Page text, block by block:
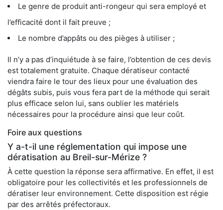
Le genre de produit anti-rongeur qui sera employé et
l’efficacité dont il fait preuve ;
Le nombre d’appâts ou des pièges à utiliser ;
Il n’y a pas d’inquiétude à se faire, l’obtention de ces devis
est totalement gratuite. Chaque dératiseur contacté
viendra faire le tour des lieux pour une évaluation des
dégâts subis, puis vous fera part de la méthode qui serait
plus efficace selon lui, sans oublier les matériels
nécessaires pour la procédure ainsi que leur coût.
Foire aux questions
Y a-t-il une réglementation qui impose une
dératisation au Breil-sur-Mérize ?
À cette question la réponse sera affirmative. En effet, il est
obligatoire pour les collectivités et les professionnels de
dératiser leur environnement. Cette disposition est régie
par des arrêtés préfectoraux.